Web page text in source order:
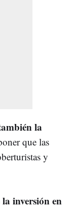
la
que las
y
la inversión en